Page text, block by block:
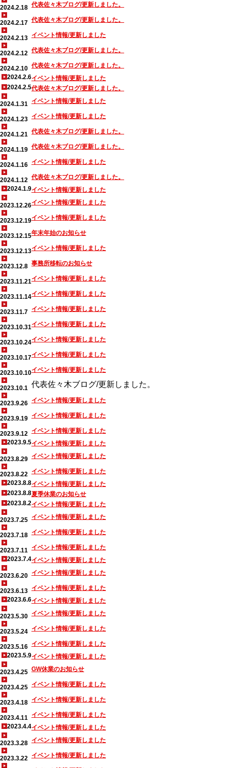
2024.2.18 代表佐々木ブログ/更新しました。
2024.2.17 代表佐々木ブログ/更新しました。
2024.2.13 イベント情報/更新しました
2024.2.12 代表佐々木ブログ/更新しました。
2024.2.10 代表佐々木ブログ/更新しました。
2024.2.6イベント情報/更新しました
2024.2.5代表佐々木ブログ/更新しました。
2024.1.31 イベント情報/更新しました
2024.1.23 イベント情報/更新しました
2024.1.21 代表佐々木ブログ/更新しました。
2024.1.19 代表佐々木ブログ/更新しました。
2024.1.16 イベント情報/更新しました
2024.1.12 代表佐々木ブログ/更新しました。
2024.1.9イベント情報/更新しました
2023.12.26イベント情報/更新しました
2023.12.19イベント情報/更新しました
2023.12.15年末年始のお知らせ
2023.12.13イベント情報/更新しました
2023.12.8 事務所移転のお知らせ
2023.11.21イベント情報/更新しました
2023.11.14イベント情報/更新しました
2023.11.7 イベント情報/更新しました
2023.10.31イベント情報/更新しました
2023.10.24イベント情報/更新しました
2023.10.17イベント情報/更新しました
2023.10.10イベント情報/更新しました
2023.10.1 代表佐々木ブログ/更新しました。
2023.9.26 イベント情報/更新しました
2023.9.19 イベント情報/更新しました
2023.9.12
イベント情報/更新しました
2023.9.5イベント情報/更新しました
2023.8.29 イベント情報/更新しました
2023.8.22
イベント情報/更新しました
2023.8.8イベント情報/更新しました
2023.8.8夏季休業のお知らせ
2023.8.2イベント情報/更新しました
2023.7.25 イベント情報/更新しました
2023.7.18 イベント情報/更新しました
2023.7.11
イベント情報/更新しました
2023.7.4イベント情報/更新しました
2023.6.20 イベント情報/更新しました
2023.6.13 イベント情報/更新しました
2023.6.6イベント情報/更新しました
2023.5.30 イベント情報/更新しました
2023.5.24 イベント情報/更新しました
2023.5.16 イベント情報/更新しました
2023.5.9イベント情報/更新しました
2023.4.25 GW休業のお知らせ
2023.4.25 イベント情報/更新しました
2023.4.18 イベント情報/更新しました
2023.4.11
イベント情報/更新しました
2023.4.4イベント情報/更新しました
2023.3.28 イベント情報/更新しました
2023.3.22 イベント情報/更新しました